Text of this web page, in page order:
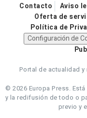
Contacto Aviso
Oferta de
Política de
Configuración de
Portal de actualidad
© 2026 Europa Press.
y la redifusión de todo o
previo y